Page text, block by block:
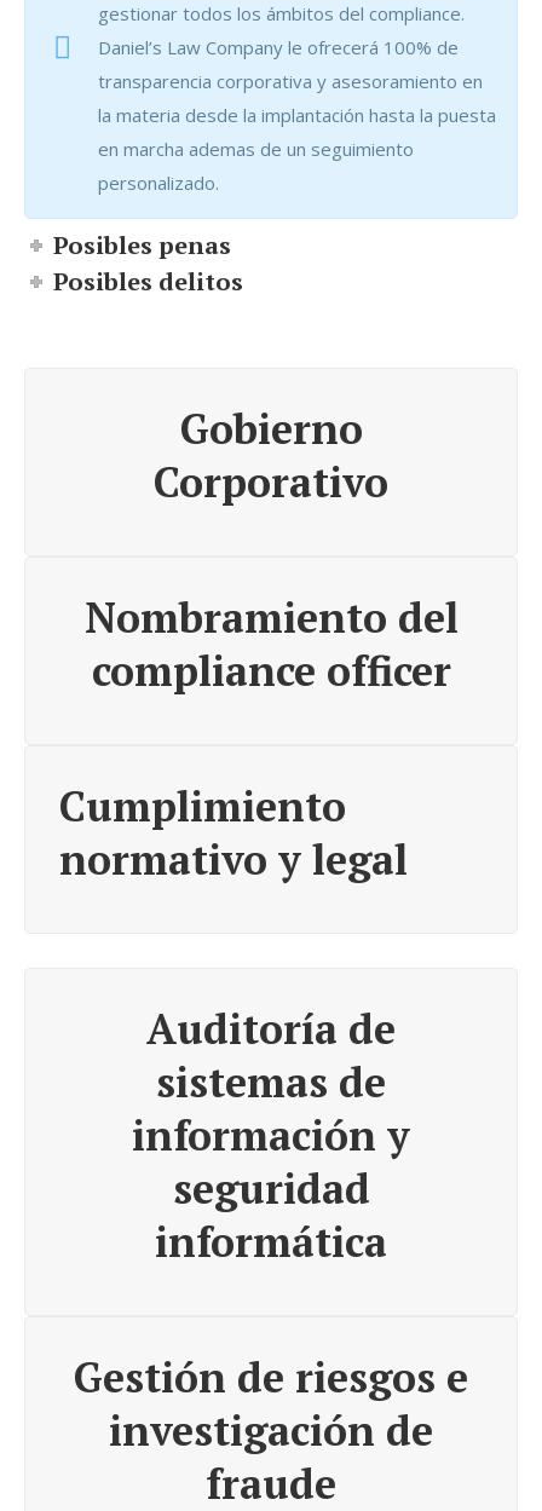
gestionar todos los ámbitos del compliance.
Daniel’s Law Company le ofrecerá 100% de
transparencia corporativa y asesoramiento en
la materia desde la implantación hasta la puesta
en marcha ademas de un seguimiento
personalizado.
Posibles penas
Posibles delitos
Gobierno
Corporativo
Nombramiento del
compliance officer
Cumplimiento
normativo y legal
Auditoría de
sistemas de
información y
seguridad
informática
Gestión de riesgos e
investigación de
fraude